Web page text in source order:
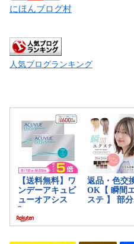
にほんブログ村
人気ブログランキング